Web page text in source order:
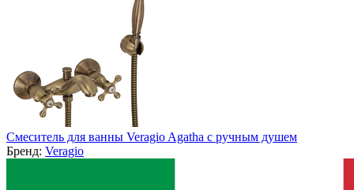
Смеситель для ванны Veragio Agatha с ручным душем
Бренд: Veragio